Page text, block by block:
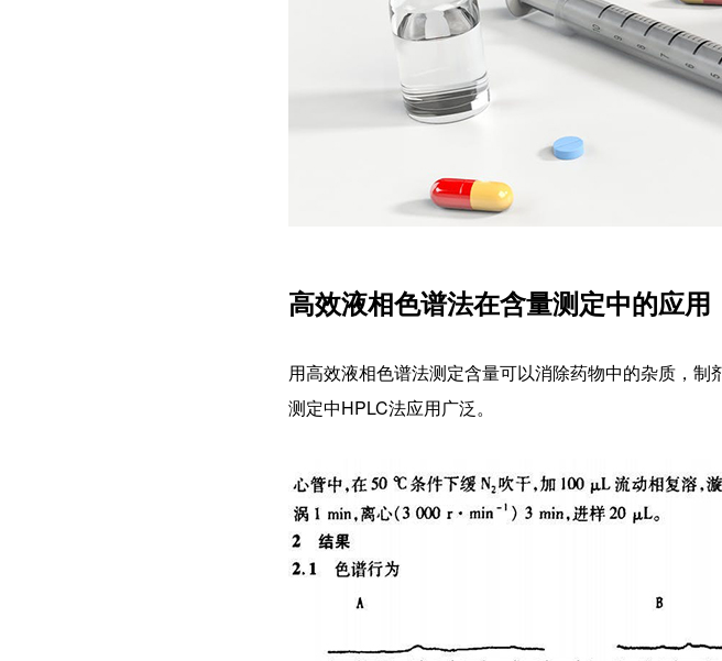
高效液相色谱法在含量测定中的应用
用高效液相色谱法测定含量可以消除药物中的杂质，
测定中HPLC法应用广泛。